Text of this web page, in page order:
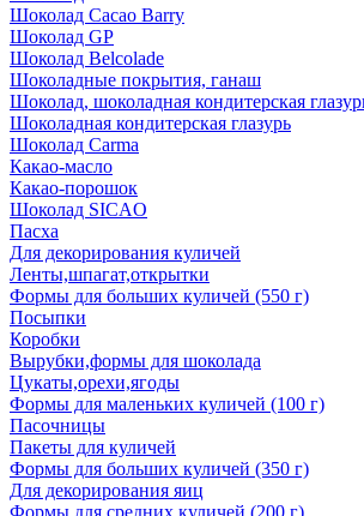
Шоколад Cacao Barry
Шоколад GP
Шоколад Belcolade
Шоколадные покрытия, ганаш
Шоколад, шоколадная кондитерская
Шоколадная кондитерская глазурь
Шоколад Carma
Какао-масло
Какао-порошок
Шоколад SICAO
Пасха
Для декорирования куличей
Ленты,шпагат,открытки
Формы для больших куличей (550 г)
Посыпки
Коробки
Вырубки,формы для шоколада
Цукаты,орехи,ягоды
Формы для маленьких куличей (100 г)
Пасочницы
Пакеты для куличей
Формы для больших куличей (350 г)
Для декорирования яиц
Формы для средних куличей (200 г)